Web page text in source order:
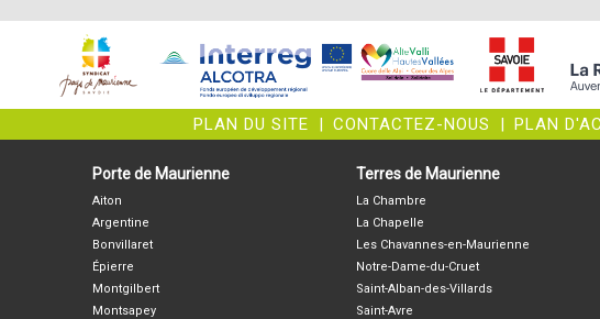
PLAN DU SITE | CONTACTEZ-NOUS | PLAN
Porte de Maurienne
Aiton
Argentine
Bonvillaret
Épierre
Montgilbert
Montsapey
Terres de Maurienne
La Chambre
La Chapelle
Les Chavannes-en-Maurienne
Notre-Dame-du-Cruet
Saint-Alban-des-Villards
Saint-Avre